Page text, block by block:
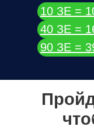
10 ЗЕ =
40 ЗЕ =
90 ЗЕ =